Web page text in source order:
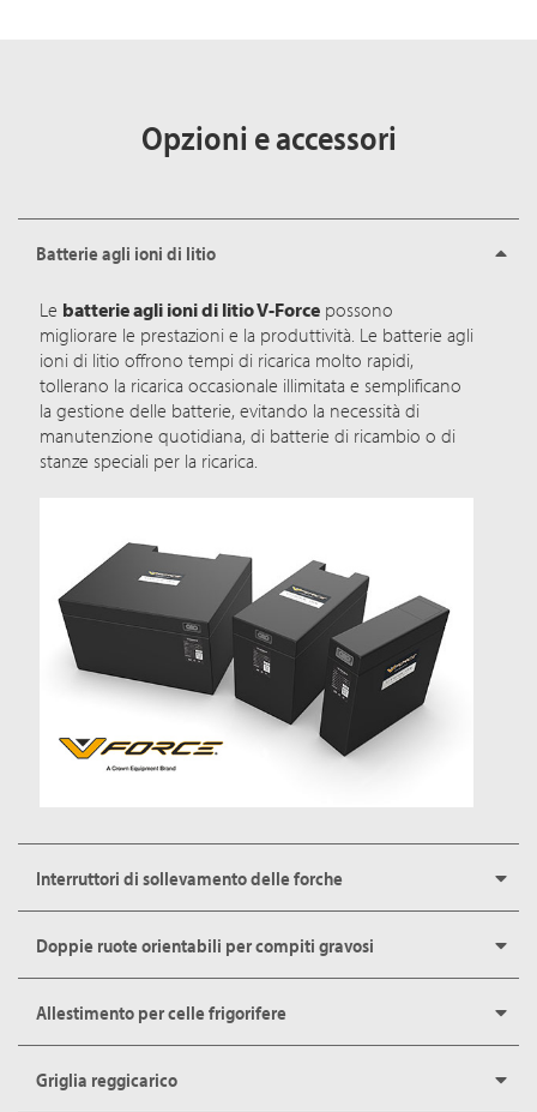
Opzioni e accessori
Batterie agli ioni di litio
Le batterie agli ioni di litio V-Force possono
migliorare le prestazioni e la produttività. Le batterie agli
ioni di litio offrono tempi di ricarica molto rapidi,
tollerano la ricarica occasionale illimitata e semplificano
la gestione delle batterie, evitando la necessità di
manutenzione quotidiana, di batterie di ricambio o di
stanze speciali per la ricarica.
Interruttori di sollevamento delle forche
Doppie ruote orientabili per compiti gravosi
Allestimento per celle frigorifere
Griglia reggicarico